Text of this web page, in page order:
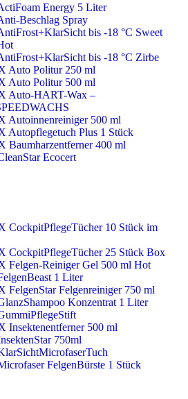
Energy 5 Liter
Beschlag Spray
bis -18 °C Sweet
bis -18 °C Zirbe
Auto Politur 250 ml
Auto Politur 500 ml
Auto-HART-Wax –
Autoinnenreiniger 500 ml
Autopflegetuch Plus 1 Stück
Baumharzentferner 400 ml
Ecocert
CockpitPflegeTücher 10 Stück im
CockpitPflegeTücher 25 Stück Box
Felgen-Reiniger Gel 500 ml Hot
1 Liter
FelgenStar Felgenreiniger 750 ml
Konzentrat 1 Liter
Insektenentferner 500 ml
750ml
FelgenBürste 1 Stück